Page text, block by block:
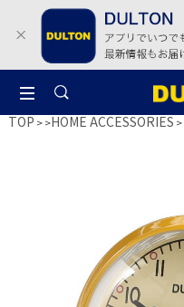
TOP >HOME ACCESSORIES